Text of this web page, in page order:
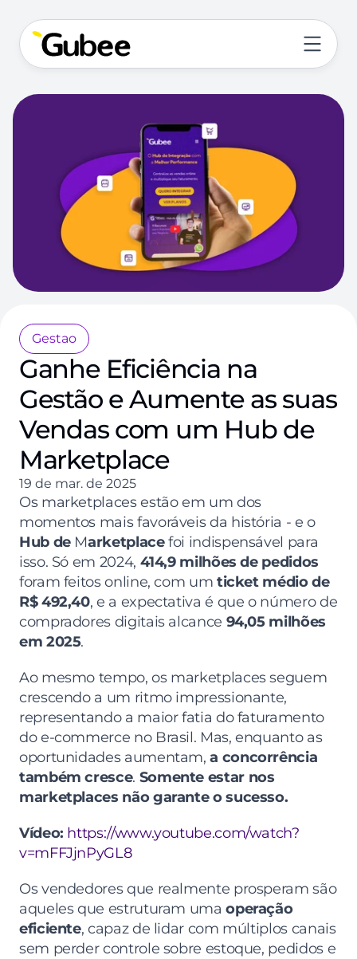
Gestao
Ganhe Eficiência na
Gestão e Aumente as suas
Vendas com um Hub de
Marketplace
19 de mar. de 2025
Os marketplaces estão em um dos
momentos mais favoráveis da história - e o
Hub de Marketplace foi indispensável para
isso. Só em 2024, 414,9 milhões de pedidos
foram feitos online, com um ticket médio de
R$ 492,40, e a expectativa é que o número de
compradores digitais alcance 94,05 milhões
em 2025.
Ao mesmo tempo, os marketplaces seguem
crescendo a um ritmo impressionante,
representando a maior fatia do faturamento
do e-commerce no Brasil. Mas, enquanto as
oportunidades aumentam, a concorrência
também cresce. Somente estar nos
marketplaces não garante o sucesso.
Vídeo: https://www.youtube.com/watch?
v=mFFJjnPyGL8
Os vendedores que realmente prosperam são
aqueles que estruturam uma operação
eficiente, capaz de lidar com múltiplos canais
sem perder controle sobre estoque, pedidos e